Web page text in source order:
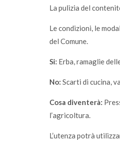
La pulizia del
Le condizioni, le
del Comune.
Si: Erba, ramaglie
No: Scarti di cucina,
Cosa diventerà:
l’agricoltura.
L’utenza potrà